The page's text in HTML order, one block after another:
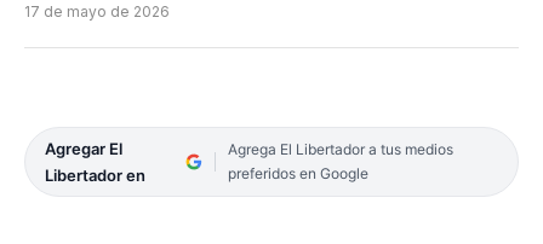
17 de mayo de 2026
Agregar El
Libertador en
Agrega El Libertador a tus medios
preferidos en Google